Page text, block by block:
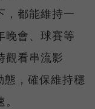
，都能維持一
晚會、球賽等
觀看串流影
，確保維持穩